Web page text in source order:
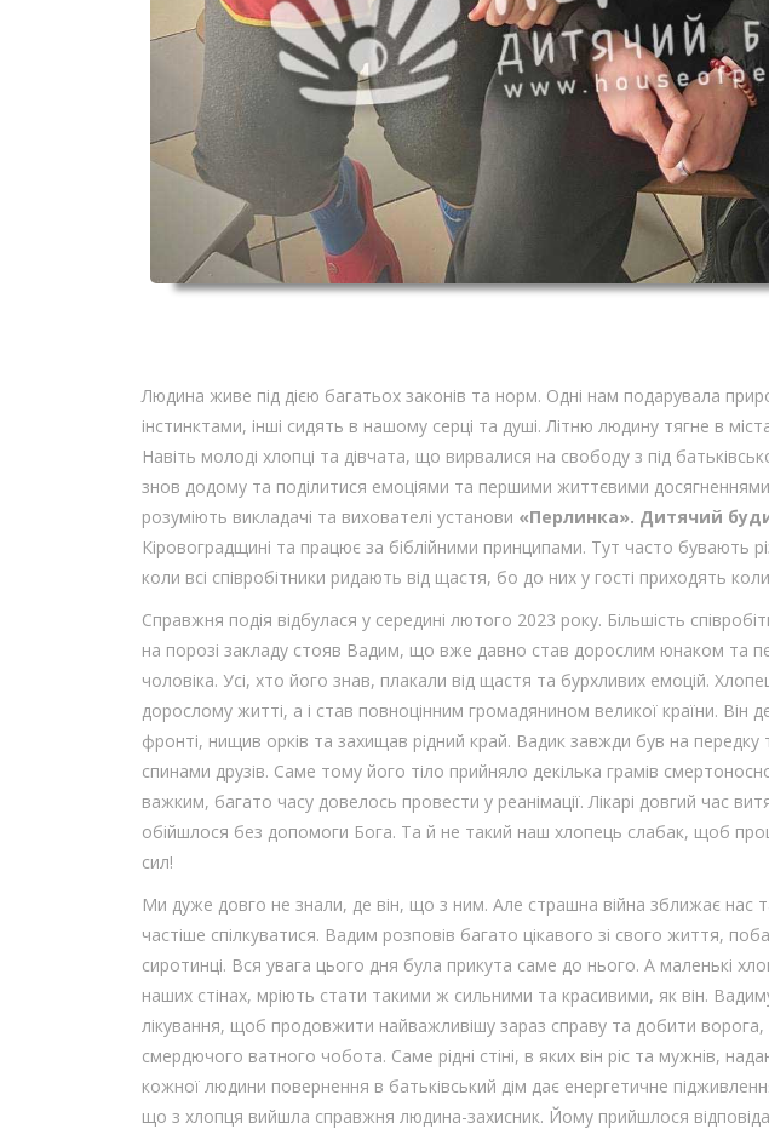
Людина живе під дією багатьох законів та норм. Одні нам подарувала
інстинктами, інші сидять в нашому серці та душі. Літню людину тягне в
Навіть молоді хлопці та дівчата, що вирвалися на свободу з під
знов додому та поділитися емоціями та першими життєвими
розуміють викладачі та вихователі установи «Перлинка». Дитячий
Кіровоградщині та працює за біблійними принципами. Тут часто бувають
коли всі співробітники ридають від щастя, бо до них у гості приходять
Справжня подія відбулася у середині лютого 2023 року. Більшість
на порозі закладу стояв Вадим, що вже давно став дорослим юнаком та
чоловіка. Усі, хто його знав, плакали від щастя та бурхливих емоцій.
дорослому житті, а і став повноцінним громадянином великої країни. Він
фронті, нищив орків та захищав рідний край. Вадик завжди був на передку
спинами друзів. Саме тому його тіло прийняло декілька грамів
важким, багато часу довелось провести у реанімації. Лікарі довгий час
обійшлося без допомоги Бога. Та й не такий наш хлопець слабак, щоб
сил!
Ми дуже довго не знали, де він, що з ним. Але страшна війна зближає нас
частіше спілкуватися. Вадим розповів багато цікавого зі свого життя,
сиротинці. Вся увага цього дня була прикута саме до нього. А маленькі
наших стінах, мріють стати такими ж сильними та красивими, як він.
лікування, щоб продовжити найважливішу зараз справу та добити ворога,
смердючого ватного чобота. Саме рідні стіні, в яких він ріс та мужнів,
кожної людини повернення в батьківський дім дає енергетичне
що з хлопця вийшла справжня людина-захисник. Йому прийшлося